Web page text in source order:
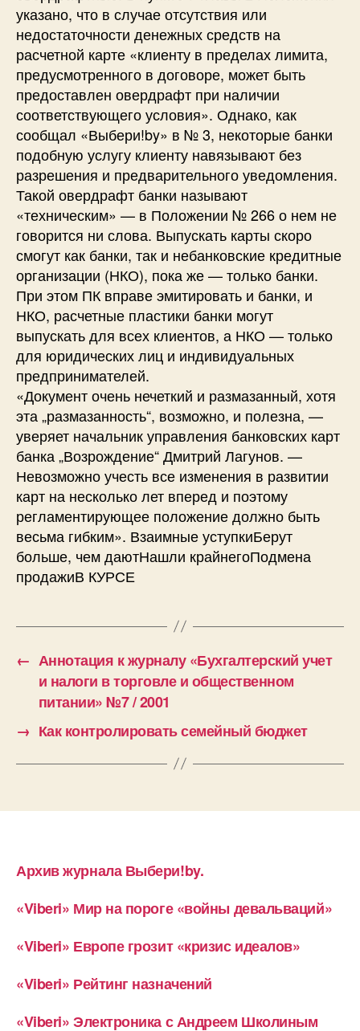
указано, что в случае отсутствия или
недостаточности денежных средств на
расчетной карте «клиенту в пределах лимита,
предусмотренного в договоре, может быть
предоставлен овердрафт при наличии
соответствующего условия». Однако, как
сообщал «Выбери!by» в № 3, некоторые банки
подобную услугу клиенту навязывают без
разрешения и предварительного уведомления.
Такой овердрафт банки называют
«техническим» — в Положении № 266 о нем не
говорится ни слова. Выпускать карты скоро
смогут как банки, так и небанковские кредитные
организации (НКО), пока же — только банки.
При этом ПК вправе эмитировать и банки, и
НКО, расчетные пластики банки могут
выпускать для всех клиентов, а НКО — только
для юридических лиц и индивидуальных
предпринимателей.
«Документ очень нечеткий и размазанный, хотя
эта „размазанность“, возможно, и полезна, —
уверяет начальник управления банковских карт
банка „Возрождение“ Дмитрий Лагунов. —
Невозможно учесть все изменения в развитии
карт на несколько лет вперед и поэтому
регламентирующее положение должно быть
весьма гибким». Взаимные уступкиБерут
больше, чем даютНашли крайнегоПодмена
продажиВ КУРСЕ
← Аннотация к журналу «Бухгалтерский учет
и налоги в торговле и общественном
питании» №7 / 2001
→ Как контролировать семейный бюджет
Архив журнала Выбери!by.
«Viberi» Мир на пороге «войны девальваций»
«Viberi» Европе грозит «кризис идеалов»
«Viberi» Рейтинг назначений
«Viberi» Электроника с Андреем Школиным